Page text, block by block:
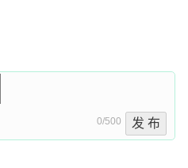
0/500 发 布